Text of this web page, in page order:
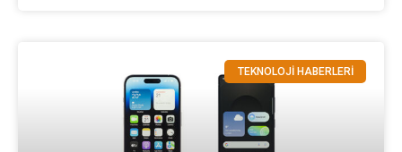
TEKNOLOJİ HABERLERİ